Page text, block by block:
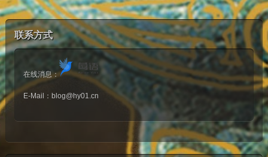
联系方式
在线消息：
E-Mail： blog@hy01.cn